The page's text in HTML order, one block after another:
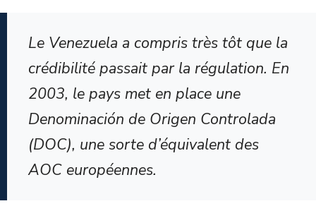
Le Venezuela a compris très tôt que la
crédibilité passait par la régulation. En
2003, le pays met en place une
Denominación de Origen Controlada
(DOC), une sorte d’équivalent des
AOC européennes.